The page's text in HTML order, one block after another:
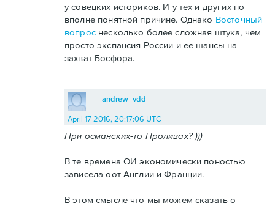
у совецких историков. И у тех и других по
вполне понятной причине. Однако Восточный
вопроснесколько более сложная штука, чем
просто экспансия России и ее шансы на
захват Босфора.
andrew_vdd
April 17 2016, 20:17:06 UTC
При османских-то Проливах? )))
В те времена ОИ экономически поностью
зависела оот Англии и Франции.
В этом смысле что мы можем сказать о